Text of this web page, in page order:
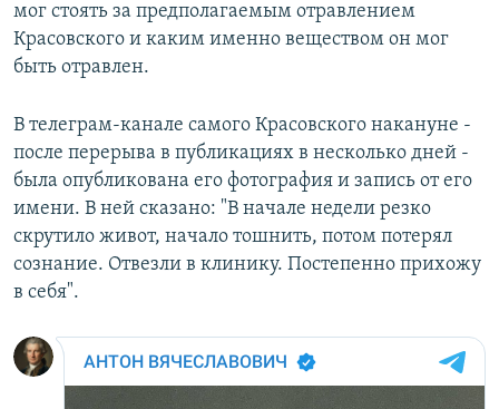
мог стоять за предполагаемым отравлением
Красовского и каким именно веществом он мог
быть отравлен.
В телеграм-канале самого Красовского накануне -
после перерыва в публикациях в несколько дней -
была опубликована его фотография и запись от его
имени. В ней сказано: "В начале недели резко
скрутило живот, начало тошнить, потом потерял
сознание. Отвезли в клинику. Постепенно прихожу
в себя".